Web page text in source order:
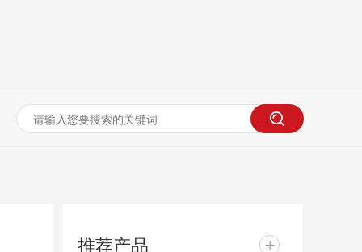
推荐产品 +